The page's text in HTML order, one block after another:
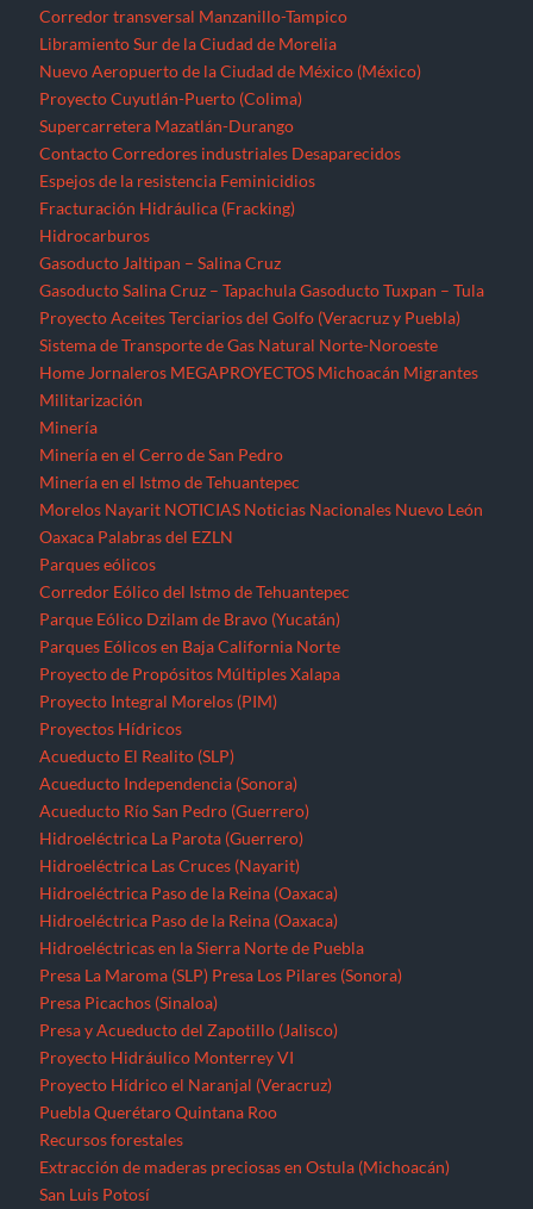
Corredor transversal Manzanillo-Tampico
Libramiento Sur de la Ciudad de Morelia
Nuevo Aeropuerto de la Ciudad de México (México)
Proyecto Cuyutlán-Puerto (Colima)
Supercarretera Mazatlán-Durango
Contacto Corredores industriales Desaparecidos
Espejos de la resistencia Feminicidios
Fracturación Hidráulica (Fracking)
Hidrocarburos
Gasoducto Jaltipan – Salina Cruz
Gasoducto Salina Cruz – Tapachula Gasoducto Tuxpan – Tula
Proyecto Aceites Terciarios del Golfo (Veracruz y Puebla)
Sistema de Transporte de Gas Natural Norte-Noroeste
Home Jornaleros MEGAPROYECTOS Michoacán Migrantes
Militarización
Minería
Minería en el Cerro de San Pedro
Minería en el Istmo de Tehuantepec
Morelos Nayarit NOTICIAS Noticias Nacionales Nuevo León
Oaxaca Palabras del EZLN
Parques eólicos
Corredor Eólico del Istmo de Tehuantepec
Parque Eólico Dzilam de Bravo (Yucatán)
Parques Eólicos en Baja California Norte
Proyecto de Propósitos Múltiples Xalapa
Proyecto Integral Morelos (PIM)
Proyectos Hídricos
Acueducto El Realito (SLP)
Acueducto Independencia (Sonora)
Acueducto Río San Pedro (Guerrero)
Hidroeléctrica La Parota (Guerrero)
Hidroeléctrica Las Cruces (Nayarit)
Hidroeléctrica Paso de la Reina (Oaxaca)
Hidroeléctrica Paso de la Reina (Oaxaca)
Hidroeléctricas en la Sierra Norte de Puebla
Presa La Maroma (SLP) Presa Los Pilares (Sonora)
Presa Picachos (Sinaloa)
Presa y Acueducto del Zapotillo (Jalisco)
Proyecto Hidráulico Monterrey VI
Proyecto Hídrico el Naranjal (Veracruz)
Puebla Querétaro Quintana Roo
Recursos forestales
Extracción de maderas preciosas en Ostula (Michoacán)
San Luis Potosí